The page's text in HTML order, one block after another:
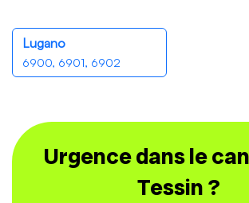
Lugano
6900, 6901, 6902
Urgence dans le
Tessin ?